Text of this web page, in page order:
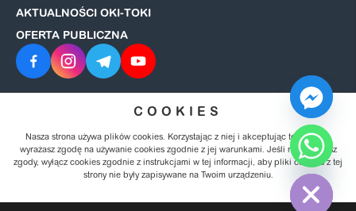
AKTUALNOŚCI OKI-TOKI
OFERTA PUBLICZNA
© 2008–2026 OKI-TOKI. Wszelkie prawa zastrzeżone.
Polityka
prywatności
COOKIES
Nasza strona używa plików cookies. Korzystając z niej i akceptując tę politykę,
wyrażasz zgodę na używanie cookies zgodnie z jej warunkami. Jeśli nie wyrażasz
zgody, wyłącz cookies zgodnie z instrukcjami w tej informacji, aby pliki cookies z tej
strony nie były zapisywane na Twoim urządzeniu.
Hide chaty